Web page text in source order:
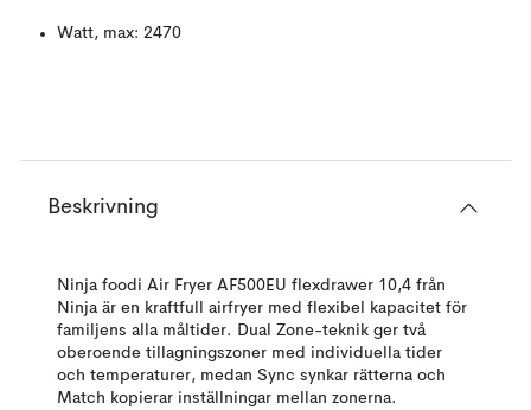
Watt, max: 2470
Beskrivning
Ninja foodi Air Fryer AF500EU flexdrawer 10,4 från
Ninja är en kraftfull airfryer med flexibel kapacitet för
familjens alla måltider. Dual Zone-teknik ger två
oberoende tillagningszoner med individuella tider
och temperaturer, medan Sync synkar rätterna och
Match kopierar inställningar mellan zonerna.